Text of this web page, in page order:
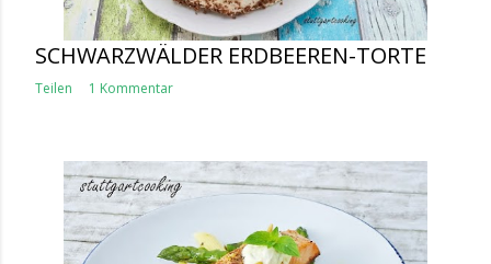
SCHWARZWÄLDER ERDBEEREN-TORTE
Teilen 1 Kommentar